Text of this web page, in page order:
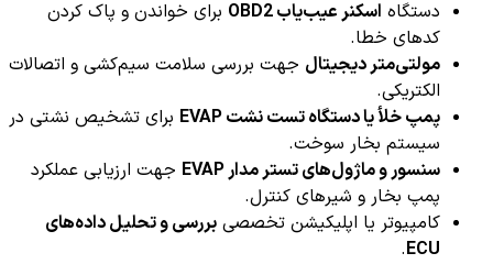
دستگاه اسکنر عیب‌یاب OBD2
برای خواندن و پاک کردن
کدهای خطا.
مولتی‌متر دیجیتال جهت بررسی سلامت سیم‌کشی و اتصالات
الکتریکی.
پمپ خلأ یا دستگاه تست نشت EVAP
برای تشخیص نشتی در
سیستم بخار سوخت.
سنسور و ماژول‌های تستر مدار EVAP
جهت ارزیابی عملکرد
پمپ بخار و شیرهای کنترل.
کامپیوتر یا اپلیکیشن تخصصی بررسی و تحلیل داده‌های
ECU
.